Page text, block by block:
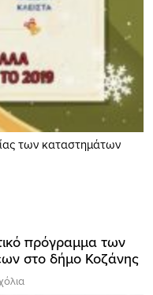
των καταστημάτων
πρόγραμμα των
στο δήμο Κοζάνης